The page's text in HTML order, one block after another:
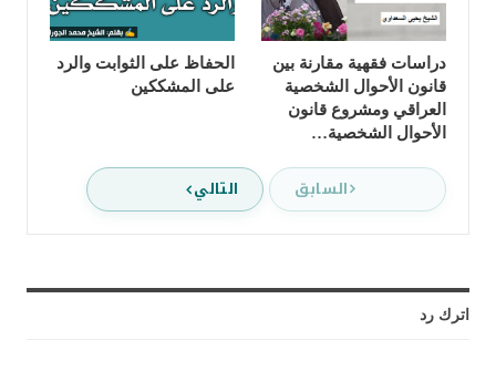
دراسات فقهية مقارنة بين
قانون الأحوال الشخصية
العراقي ومشروع قانون
الأحوال الشخصية…
الحفاظ على الثوابت والرد
على المشككين
السابق التالي
اترك رد